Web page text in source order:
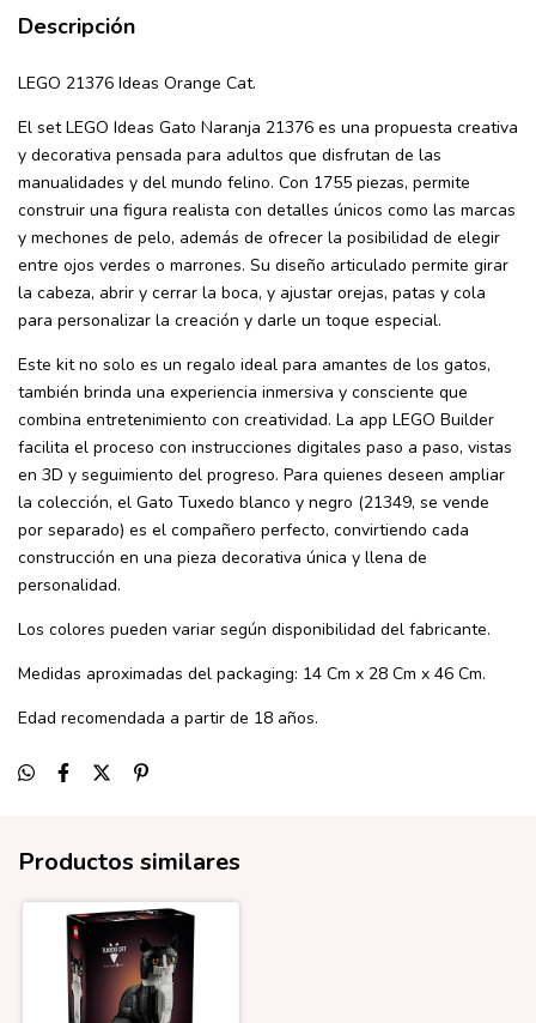
Descripción
LEGO 21376 Ideas Orange Cat.
El set LEGO Ideas Gato Naranja 21376 es una propuesta creativa
y decorativa pensada para adultos que disfrutan de las
manualidades y del mundo felino. Con 1755 piezas, permite
construir una figura realista con detalles únicos como las marcas
y mechones de pelo, además de ofrecer la posibilidad de elegir
entre ojos verdes o marrones. Su diseño articulado permite girar
la cabeza, abrir y cerrar la boca, y ajustar orejas, patas y cola
para personalizar la creación y darle un toque especial.
Este kit no solo es un regalo ideal para amantes de los gatos,
también brinda una experiencia inmersiva y consciente que
combina entretenimiento con creatividad. La app LEGO Builder
facilita el proceso con instrucciones digitales paso a paso, vistas
en 3D y seguimiento del progreso. Para quienes deseen ampliar
la colección, el Gato Tuxedo blanco y negro (21349, se vende
por separado) es el compañero perfecto, convirtiendo cada
construcción en una pieza decorativa única y llena de
personalidad.
Los colores pueden variar según disponibilidad del fabricante.
Medidas aproximadas del packaging: 14 Cm x 28 Cm x 46 Cm.
Edad recomendada a partir de 18 años.
Productos similares